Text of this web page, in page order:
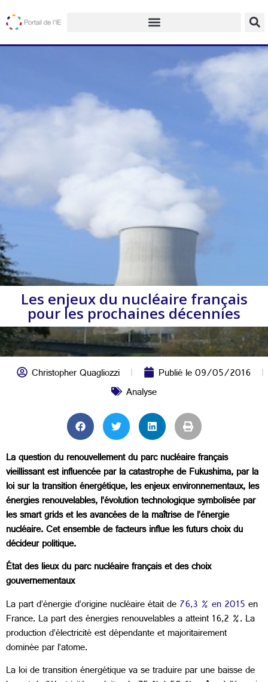
Les enjeux du nucléaire français
pour les prochaines décennies
Christopher Quagliozzi Publié le09/05/2016
Analyse
La question du renouvellement du parc nucléaire français
vieillissant est influencée par la catastrophe de Fukushima, par la
loi sur la transition énergétique, les enjeux environnementaux, les
énergies renouvelables, l’évolution technologique symbolisée par
les smart grids et les avancées de la maîtrise de l’énergie
nucléaire. Cet ensemble de facteurs influe les futurs choix du
décideur politique.
État des lieux du parc nucléaire français et des choix
gouvernementaux
La part d’énergie d’origine nucléaire était de76,3 % en 2015en
France. La part des énergies renouvelables a atteint 16,2 %. La
production d’électricité est dépendante et majoritairement
dominée par l’atome.
La loi de transition énergétique va se traduire par une baisse de